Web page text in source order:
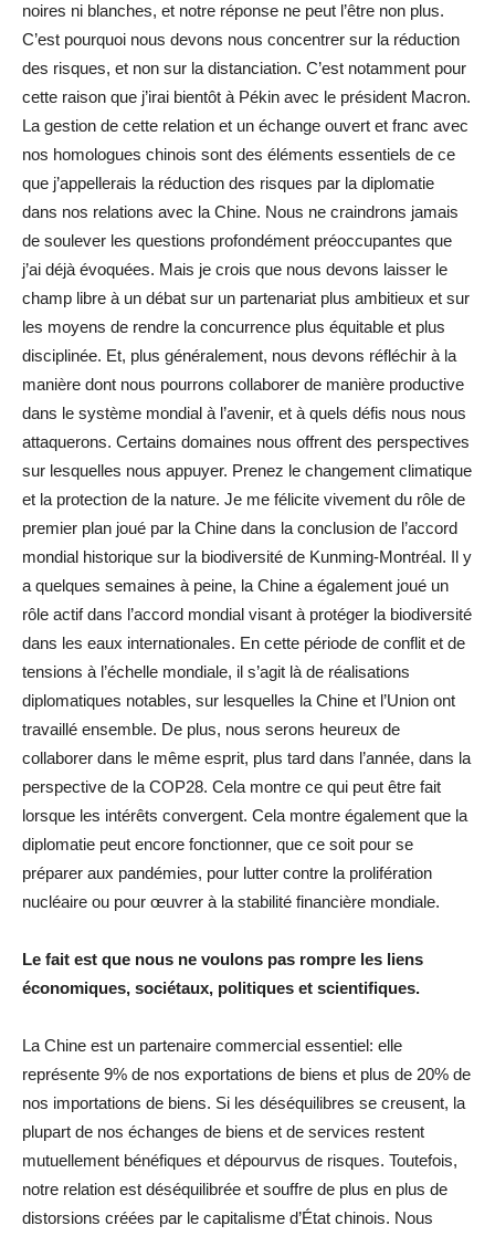
noires ni blanches, et notre réponse ne peut l’être non plus.
C’est pourquoi nous devons nous concentrer sur la réduction
des risques, et non sur la distanciation. C’est notamment pour
cette raison que j’irai bientôt à Pékin avec le président Macron.
La gestion de cette relation et un échange ouvert et franc avec
nos homologues chinois sont des éléments essentiels de ce
que j’appellerais la réduction des risques par la diplomatie
dans nos relations avec la Chine. Nous ne craindrons jamais
de soulever les questions profondément préoccupantes que
j’ai déjà évoquées. Mais je crois que nous devons laisser le
champ libre à un débat sur un partenariat plus ambitieux et sur
les moyens de rendre la concurrence plus équitable et plus
disciplinée. Et, plus généralement, nous devons réfléchir à la
manière dont nous pourrons collaborer de manière productive
dans le système mondial à l’avenir, et à quels défis nous nous
attaquerons. Certains domaines nous offrent des perspectives
sur lesquelles nous appuyer. Prenez le changement climatique
et la protection de la nature. Je me félicite vivement du rôle de
premier plan joué par la Chine dans la conclusion de l’accord
mondial historique sur la biodiversité de Kunming-Montréal. Il y
a quelques semaines à peine, la Chine a également joué un
rôle actif dans l’accord mondial visant à protéger la biodiversité
dans les eaux internationales. En cette période de conflit et de
tensions à l’échelle mondiale, il s’agit là de réalisations
diplomatiques notables, sur lesquelles la Chine et l’Union ont
travaillé ensemble. De plus, nous serons heureux de
collaborer dans le même esprit, plus tard dans l’année, dans la
perspective de la COP28. Cela montre ce qui peut être fait
lorsque les intérêts convergent. Cela montre également que la
diplomatie peut encore fonctionner, que ce soit pour se
préparer aux pandémies, pour lutter contre la prolifération
nucléaire ou pour œuvrer à la stabilité financière mondiale.
Le fait est que nous ne voulons pas rompre les liens
économiques, sociétaux, politiques et scientifiques.
La Chine est un partenaire commercial essentiel: elle
représente 9% de nos exportations de biens et plus de 20% de
nos importations de biens. Si les déséquilibres se creusent, la
plupart de nos échanges de biens et de services restent
mutuellement bénéfiques et dépourvus de risques. Toutefois,
notre relation est déséquilibrée et souffre de plus en plus de
distorsions créées par le capitalisme d’État chinois. Nous